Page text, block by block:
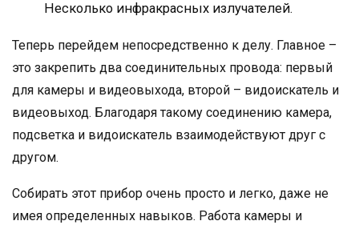
Несколько инфракрасных излучателей.
Теперь перейдем непосредственно к делу. Главное –
это закрепить два соединительных провода: первый
для камеры и видеовыхода, второй – видоискатель и
видеовыход. Благодаря такому соединению камера,
подсветка и видоискатель взаимодействуют друг с
другом.
Собирать этот прибор очень просто и легко, даже не
имея определенных навыков. Работа камеры и